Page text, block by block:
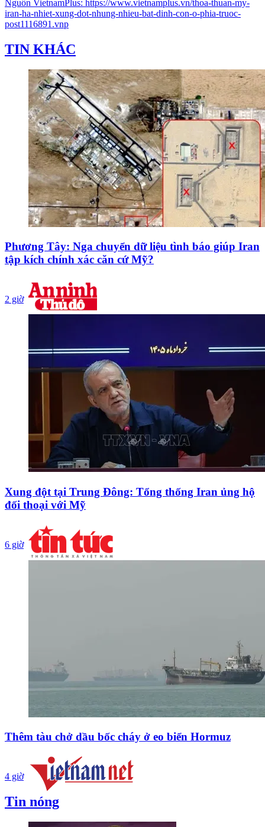
Nguồn VietnamPlus: https://www.vietnamplus.vn/thoa-thuan-my-
iran-ha-nhiet-xung-dot-nhung-nhieu-bat-dinh-con-o-phia-truoc-
post1116891.vnp
TIN KHÁC
Phương Tây: Nga chuyển dữ liệu tình báo giúp Iran
tập kích chính xác căn cứ Mỹ?
2 giờ
Xung đột tại Trung Đông: Tổng thống Iran ủng hộ
đối thoại với Mỹ
6 giờ
Thêm tàu chở dầu bốc cháy ở eo biển Hormuz
4 giờ
Tin nóng